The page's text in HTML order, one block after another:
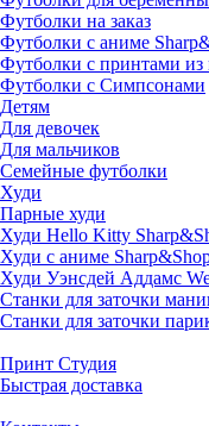
Футболки на заказ
Футболки с аниме
Футболки с принтами из
Футболки с Симпсонами
Детям
Для девочек
Для мальчиков
Семейные футболки
Худи
Парные худи
Худи Hello Kitty
Худи с аниме
Худи Уэнсдей Аддамс
Станки для заточки
Станки для заточки
Принт Студия
Быстрая доставка